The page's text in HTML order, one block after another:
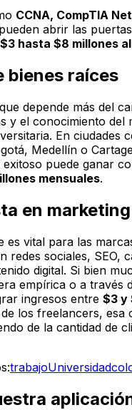
CCNA, CompTIA
pueden abrir las
$3 hasta $8 millones
bienes raíces
depende más del
y el conocimiento del
En ciudades
Medellín o
puede ganar
mensuales.
en
es vital para las
redes sociales, SEO,
digital. Si bien
empírica o a través
ingresos entre $3 y
los freelancers, esa
de la cantidad de
trabajoUniversidad